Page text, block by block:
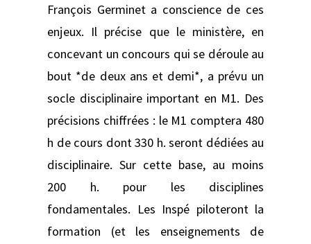
François Germinet a conscience de ces
enjeux. Il précise que le ministère, en
concevant un concours qui se déroule au
bout *de deux ans et demi*, a prévu un
socle disciplinaire important en M1. Des
précisions chiffrées : le M1 comptera 480
h de cours dont 330 h. seront dédiées au
disciplinaire. Sur cette base, au moins
200 h. pour les disciplines
fondamentales. Les Inspé piloteront la
formation (et les enseignements de